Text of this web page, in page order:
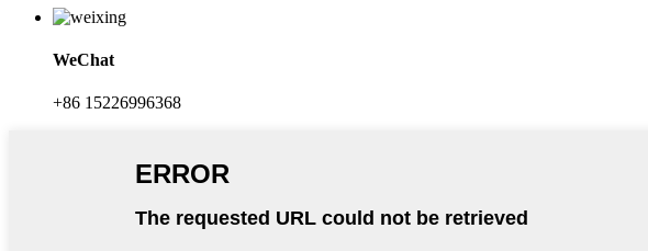
WeChat
+86 15226996368